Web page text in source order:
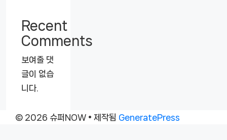
Recent
Comments
보여줄 댓
글이 없습
니다.
© 2026 슈퍼NOW • 제작됨 GeneratePress